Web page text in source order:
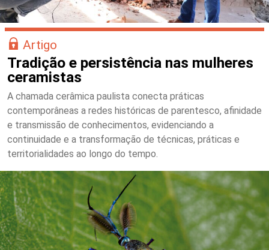
Artigo
Tradição e persistência nas mulheres
ceramistas
A chamada cerâmica paulista conecta práticas
contemporâneas a redes históricas de parentesco, afinidade
e transmissão de conhecimentos, evidenciando a
continuidade e a transformação de técnicas, práticas e
territorialidades ao longo do tempo.